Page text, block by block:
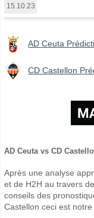
15.10.23
AD Ceuta
CD Castellon
AD Ceuta vs CD
Après une analyse
et de H2H au travers
conseils des
Castellon ceci est